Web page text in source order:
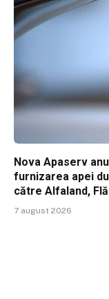
Nova Apaserv
furnizarea apei
către Alfaland,
7 august 2026